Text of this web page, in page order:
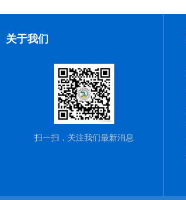
关于我们
扫一扫，关注我们最新消息